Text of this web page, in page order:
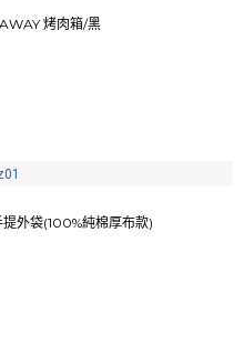
烤肉箱/黑
外袋(100%純棉厚布款)